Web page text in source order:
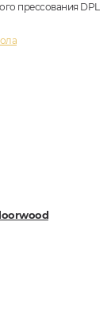
прессования DPL